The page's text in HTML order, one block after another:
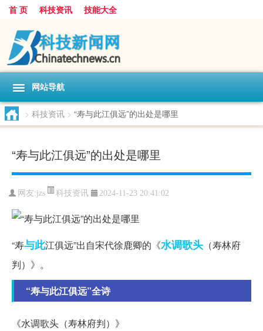
首 页 科技资讯 技能大全
网站导航
> 科技资讯 > “寿与此江俱远”的出处是哪里
“寿与此江俱远”的出处是哪里
网友:jzs 科技资讯 2024-11-23 20:41:02
“寿与此江俱远”出自宋代徐鹿卿的《水调歌头 （寿林府
判）》。
“寿与此江俱远”全诗
《水调歌头（寿林府判）》